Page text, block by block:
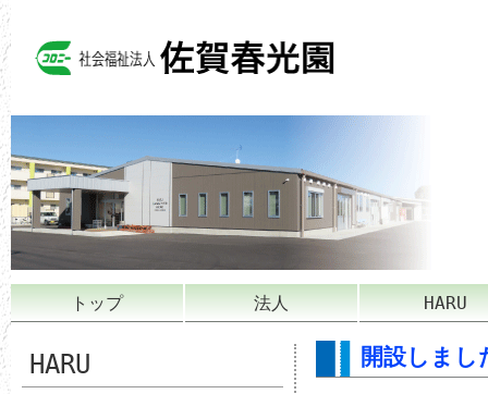
トップ 法人 HARU
HARU 開設しまし